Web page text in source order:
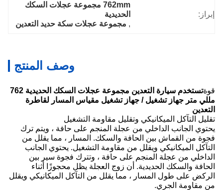
إبراز:
الحديدية
, مجموعة عجلات سكة حديد التعدين
وصف المنتج
قوة
تستخدم سيارة التعدين مجموعة عجلات السكك الحديدية 762
مللي متر جهاز تشغيل / جهاز تشغيل مقياس المسار لقاطرة
التعدين
تقليل التآكل الميكانيكي وتقليل مقاومة التشغيل
يحتوي الجانب الداخلي من عجلة المنجم على حافة ، ويتم ترك
فجوة من القماش بين الحافة والسكك. المسار ، مما يقلل من
التآكل الميكانيكي ويقلل من مقاومة التشغيل. يحتوي الجانب
الداخلي من عجلة المنجم على حافة ، وتترك فجوة سير بين
الحافة والسكك الحديدية. أن زوج العجلة يظل محجوزًا أثناء
الركض على طول المسار ، مما يقلل من التآكل الميكانيكي ويقلل
من مقاومة الجري.